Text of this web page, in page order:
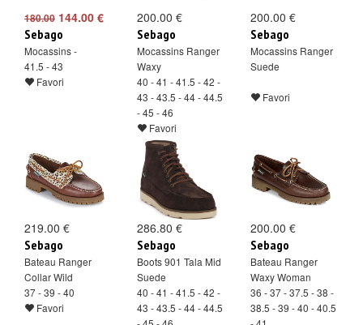
180.00 144.00 €
Sebago
Mocassins -
41.5 - 43
Favori
200.00 €
Sebago
Mocassins Ranger
Waxy
40 - 41 - 41.5 - 42 -
43 - 43.5 - 44 - 44.5
- 45 - 46
Favori
200.00 €
Sebago
Mocassins Ranger
Suede
Favori
219.00 €
Sebago
Bateau Ranger
Collar Wild
37 - 39 - 40
Favori
286.80 €
Sebago
Boots 901 Tala Mid
Suede
40 - 41 - 41.5 - 42 -
43 - 43.5 - 44 - 44.5
200.00 €
Sebago
Bateau Ranger
Waxy Woman
36 - 37 - 37.5 - 38 -
38.5 - 39 - 40 - 40.5